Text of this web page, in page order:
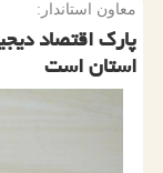
معاون استاندار:
پارك اقتصاد
استان است